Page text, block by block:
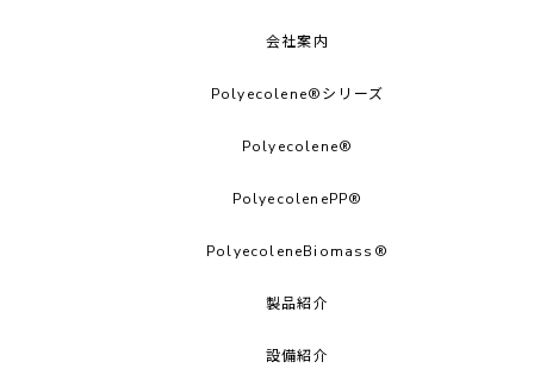
会社案内
Polyecolene®シリーズ
Polyecolene®︎
PolyecolenePP®︎
PolyecoleneBiomass®
製品紹介
設備紹介